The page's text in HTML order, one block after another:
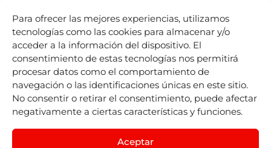
Para ofrecer las mejores experiencias, utilizamos
tecnologías como las cookies para almacenar y/o
acceder a la información del dispositivo. El
consentimiento de estas tecnologías nos permitirá
procesar datos como el comportamiento de
navegación o las identificaciones únicas en este sitio.
No consentir o retirar el consentimiento, puede afectar
negativamente a ciertas características y funciones.
Aceptar
Somos más
que Booking
Engines para
la industria
turística.
Español
Juniper
Sobre
Nosotros
Dónde
estamos
Life At
Juniper
Eventos
Divisiones
Juniper
Airline
Vacations
Juniper
Cruises
Juniper
Experiences
byNexus
Tours
Juniper
Accesos
Directos
Seller Tools
Acceso
Contact
mailing
Listado de
Juniper